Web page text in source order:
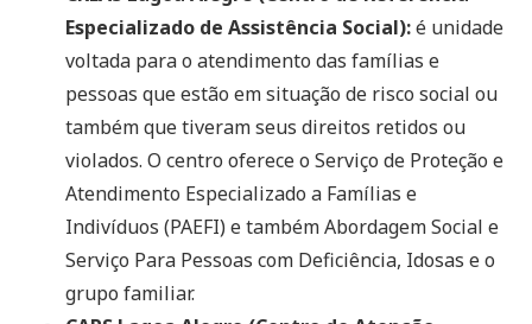
Especializado de Assistência Social):é unidade
voltada para o atendimento das famílias e
pessoas que estão em situação de risco social ou
também que tiveram seus direitos retidos ou
violados. O centro oferece o Serviço de Proteção e
Atendimento Especializado a Famílias e
Indivíduos (PAEFI) e também Abordagem Social e
Serviço Para Pessoas com Deficiência, Idosas e o
grupo familiar.